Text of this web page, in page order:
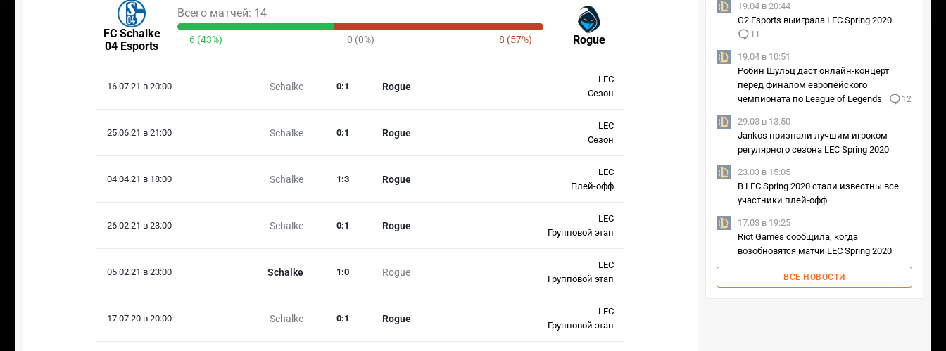
FC Schalke
04 Esports
Rogue
Всего матчей: 14
6 (43%) 0 (0%) 8 (57%)
16.07.21 в 20:00 Schalke Rogue
0:1
LEC
Сезон
25.06.21 в 21:00 Schalke Rogue
0:1
LEC
Сезон
04.04.21 в 18:00 Schalke Rogue
1 :3
LEC
Плей-офф
26.02.21 в 23:00 Schalke Rogue
0:1
LEC
Групповой этап
05.02.21 в 23:00 Schalke Rogue
1 :0
LEC
Групповой этап
17.07.20 в 20:00 Schalke Rogue
0:1
LEC
Групповой этап
19.04 в 20:44
G2 Esports выиграла LEC Spring 2020
11
19.04 в 10:51
Робин Шульц даст онлайн-концерт
перед финалом европейского
чемпионата по League of Legends
12
29.03 в 13:50
Jankos признали лучшим игроком
регулярного сезона LEC Spring 2020
23.03 в 15:05
В LEC Spring 2020 стали известны все
участники плей-офф
17.03 в 19:25
Riot Games сообщила, когда
возобновятся матчи LEC Spring 2020
ВСЕ НОВОСТИ